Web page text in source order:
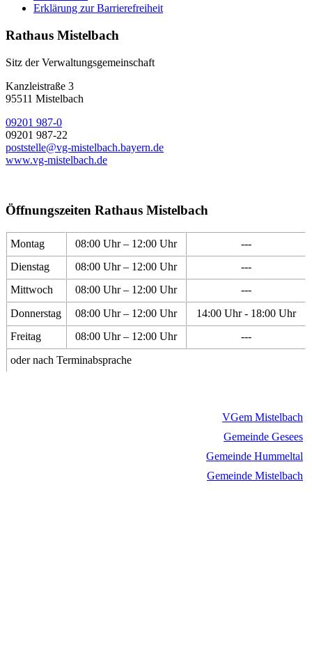
Erklärung zur Barrierefreiheit
Rathaus Mistelbach
Sitz der Verwaltungsgemeinschaft
Kanzleistraße 3
95511 Mistelbach
09201 987-0
09201 987-22
poststelle@vg-mistelbach.bayern.de
www.vg-mistelbach.de
Öffnungszeiten Rathaus Mistelbach
Montag 08:00 Uhr – 12:00 Uhr
---
Dienstag
08:00 Uhr – 12:00 Uhr
---
Mittwoch
08:00 Uhr – 12:00 Uhr
---
Donnerstag
08:00 Uhr – 12:00 Uhr
14:00 Uhr - 18:00 Uhr
Freitag
08:00 Uhr – 12:00 Uhr
---
oder nach Terminabsprache
VGem Mistelbach
Gemeinde Gesees
Gemeinde Hummeltal
Gemeinde Mistelbach